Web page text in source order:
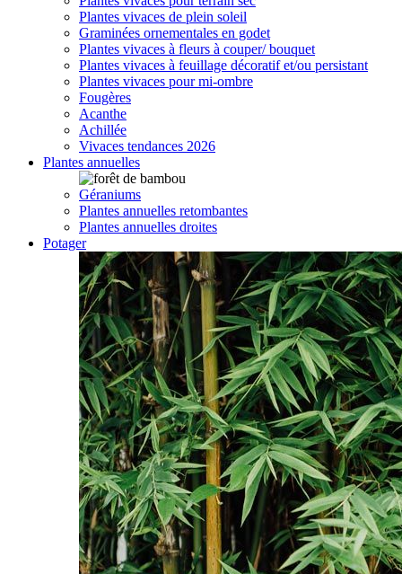
Plantes vivaces de plein soleil
Graminées ornementales en godet
Plantes vivaces à fleurs à couper/ bouquet
Plantes vivaces à feuillage décoratif et/ou persistant
Plantes vivaces pour mi-ombre
Fougères
Acanthe
Achillée
Vivaces tendances 2026
Plantes annuelles
Géraniums
Plantes annuelles retombantes
Plantes annuelles droites
Potager